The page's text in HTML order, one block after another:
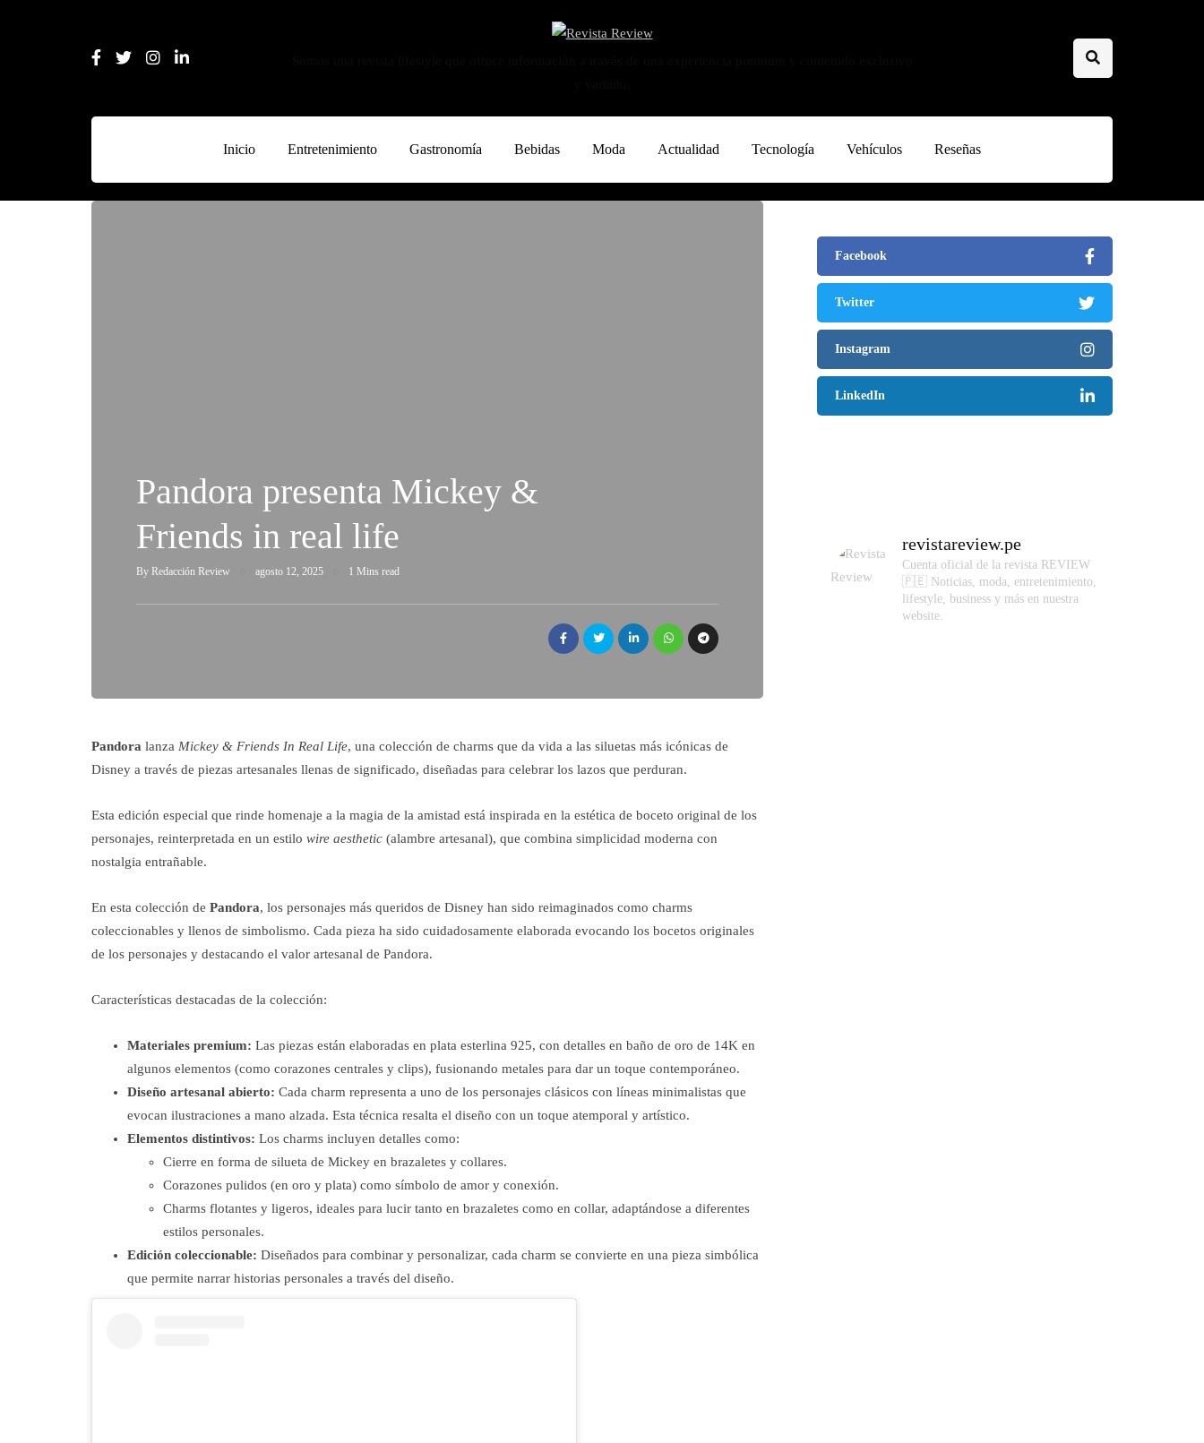
Inicio Entretenimiento Gastronomía Bebidas Moda Actualidad Tecnología Vehículos Reseñas
Pandora presenta Mickey &
Friends in real life
By Redacción Review agosto 12, 2025 1 Mins read
Pandora lanza Mickey & Friends In Real Life, una colección de charms que da vida a las siluetas más icónicas de
Disney a través de piezas artesanales llenas de significado, diseñadas para celebrar los lazos que perduran.
Esta edición especial que rinde homenaje a la magia de la amistad está inspirada en la estética de boceto original de los
personajes, reinterpretada en un estilo wire aesthetic (alambre artesanal), que combina simplicidad moderna con
nostalgia entrañable.
En esta colección de Pandora, los personajes más queridos de Disney han sido reimaginados como charms
coleccionables y llenos de simbolismo. Cada pieza ha sido cuidadosamente elaborada evocando los bocetos originales
de los personajes y destacando el valor artesanal de Pandora.
Características destacadas de la colección:
Materiales premium: Las piezas están elaboradas en plata esterlina 925, con detalles en baño de oro de 14K en
algunos elementos (como corazones centrales y clips), fusionando metales para dar un toque contemporáneo.
Diseño artesanal abierto: Cada charm representa a uno de los personajes clásicos con líneas minimalistas que
evocan ilustraciones a mano alzada. Esta técnica resalta el diseño con un toque atemporal y artístico.
Elementos distintivos: Los charms incluyen detalles como:
Cierre en forma de silueta de Mickey en brazaletes y collares.
Corazones pulidos (en oro y plata) como símbolo de amor y conexión.
Charms flotantes y ligeros, ideales para lucir tanto en brazaletes como en collar, adaptándose a diferentes
estilos personales.
Edición coleccionable: Diseñados para combinar y personalizar, cada charm se convierte en una pieza simbólica
que permite narrar historias personales a través del diseño.
Facebook
Twitter
Instagram
LinkedIn
revistareview.pe
Cuenta oficial de la revista REVIEW
🇵🇪 Noticias, moda, entretenimiento,
lifestyle, business y más en nuestra
website.